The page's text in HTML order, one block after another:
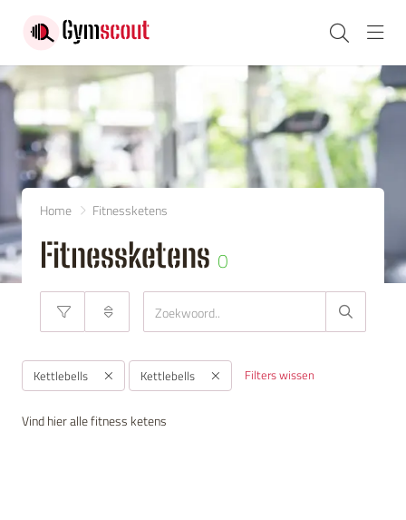
Home Fitnessketens
Fitnessketens 0
Kettlebells Kettlebells Filters wissen
Vind hier alle fitness ketens